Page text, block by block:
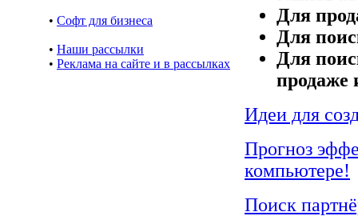
• Cофт для бизнеса
• Наши рассылки
• Реклама на сайте и в рассылках
Для
Для
Для
продаже
Идеи для
Прогноз
компьютере!
Поиск